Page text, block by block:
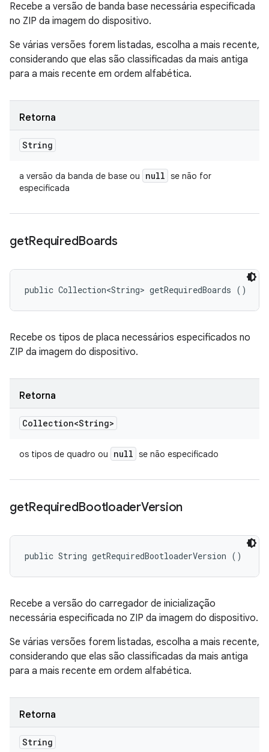
Recebe a versão de banda base necessária especificada
no ZIP da imagem do dispositivo.
Se várias versões forem listadas, escolha a mais recente,
considerando que elas são classificadas da mais antiga
para a mais recente em ordem alfabética.
Retorna
String
a versão da banda de base ou null se não for
especificada
getRequiredBoards
public Collection<String> getRequiredBoards ()
Recebe os tipos de placa necessários especificados no
ZIP da imagem do dispositivo.
Retorna
Collection<String>
os tipos de quadro ou null se não especificado
getRequiredBootloaderVersion
public String getRequiredBootloaderVersion ()
Recebe a versão do carregador de inicialização
necessária especificada no ZIP da imagem do dispositivo.
Se várias versões forem listadas, escolha a mais recente,
considerando que elas são classificadas da mais antiga
para a mais recente em ordem alfabética.
Retorna
String